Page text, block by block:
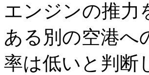
エンジンの推力
ある別の空港へ
率は低いと判断